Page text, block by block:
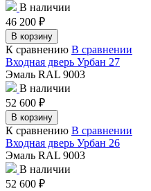
В наличии
46 200 ₽
В корзину
К сравнению В сравнении
Входная дверь Урбан 27
Эмаль RAL 9003
В наличии
52 600 ₽
В корзину
К сравнению В сравнении
Входная дверь Урбан 26
Эмаль RAL 9003
В наличии
52 600 ₽